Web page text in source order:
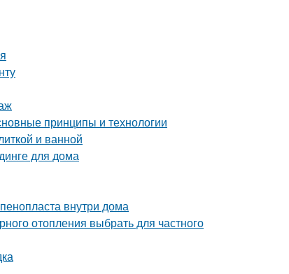
принципы и технологии
и ванной
для дома
внутри дома
отопления выбрать для частного